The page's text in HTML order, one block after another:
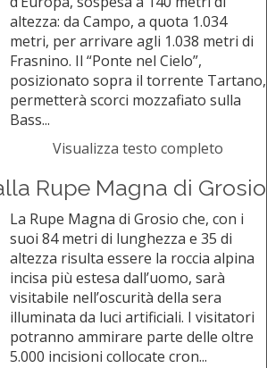
altezza: da Campo, a quota 1.034
metri, per arrivare agli 1.038 metri di
Frasnino. Il “Ponte nel Cielo”,
posizionato sopra il torrente Tartano,
permetterà scorci mozzafiato sulla
Bass...
Visualizza testo completo
Rupe Magna di Grosio
La Rupe Magna di Grosio che, con i
suoi 84 metri di lunghezza e 35 di
altezza risulta essere la roccia alpina
incisa più estesa dall’uomo, sarà
visitabile nell’oscurità della sera
illuminata da luci artificiali. I visitatori
potranno ammirare parte delle oltre
5.000 incisioni collocate cron...